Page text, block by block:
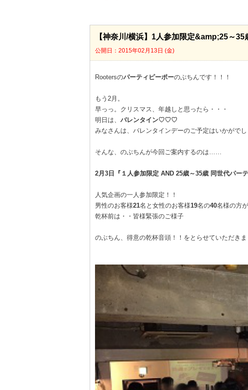
【神奈川/横浜】1人参加限定&amp;25～
公開日：2015年02月13日 (金)
Rootersのパーティピーポーのぶちんです！！！
もう2月。
早っっ。クリスマス、年越しと思ったら・・・
明日は、 バレンタイン♡♡♡
みなさんは、バレンタインデーのご予定はいかがでし
そんな、のぶちんが今回ご案内するのは……
2月3日『１人参加限定 AND 25歳～35歳 同世代パー
人気企画の一人参加限定！！
男性のお客様21名と女性のお客様19名の40名様の方
乾杯前は・・皆様緊張のご様子
のぶちん、得意の乾杯音頭！！をとらせていただきま